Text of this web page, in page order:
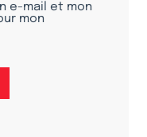
e-mail et mon
mon